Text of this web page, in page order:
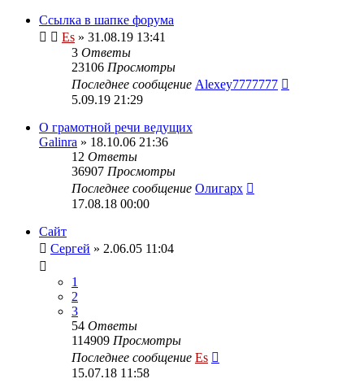
Ссылка в шапке форума
Es » 31.08.19 13:41
3 Ответы
23106 Просмотры
Последнее сообщение Alexey7777777
5.09.19 21:29
О грамотной речи ведущих
Galinra » 18.10.06 21:36
12 Ответы
36907 Просмотры
Последнее сообщение Олигарх
17.08.18 00:00
Сайт
Сергей » 2.06.05 11:04
1
2
3
54 Ответы
114909 Просмотры
Последнее сообщение Es
15.07.18 11:58